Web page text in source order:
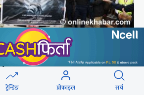
गुमाएका युक्तको शव काठमाडौं
ट्रेन्डिङ प्रोफाइल सर्च